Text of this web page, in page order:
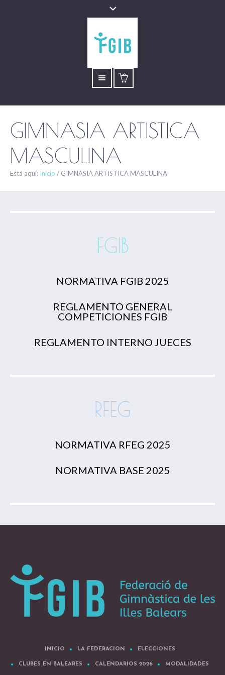
GIMNASIA ARTISTICA
MASCULINA
Está aquí: Inicio / GIMNASIA ARTISTICA MASCULINA
FGIB
NORMATIVA FGIB 2025
REGLAMENTO GENERAL
COMPETICIONES FGIB
REGLAMENTO INTERNO JUECES
RFEG
NORMATIVA RFEG 2025
NORMATIVA BASE 2025
INICIO LA FEDERACION ELECCIONES
CLUBES EN BALEARES CALENDARIOS 2026 MODALIDADES